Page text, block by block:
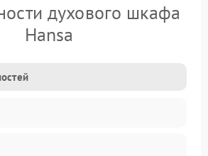
духового шкафа
Hansa